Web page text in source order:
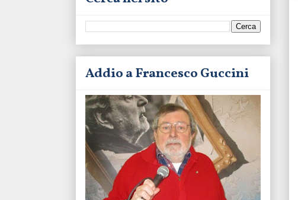
Addio a Francesco Guccini